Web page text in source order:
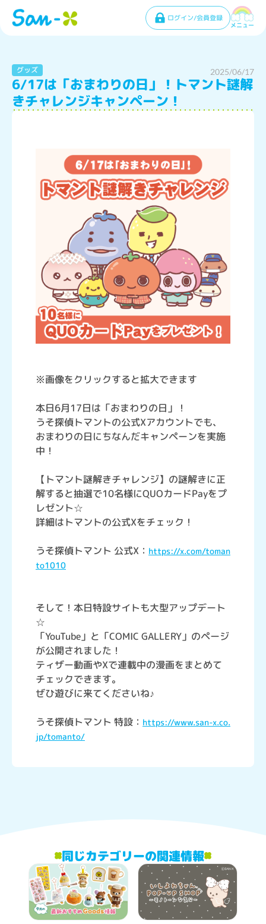
ログイン/会員登録
メニュー
グッズ 2025/06/17
6/17は「おまわりの日」！トマント謎解
きチャレンジキャンペーン！
※画像をクリックすると拡大できます
本日6月17日は「おまわりの日」！
うそ探偵トマントの公式Xアカウントでも、
おまわりの日にちなんだキャンペーンを実施
中！
【トマント謎解きチャレンジ】の謎解きに正
解すると抽選で10名様にQUOカードPayをプ
レゼント☆
詳細はトマントの公式Xをチェック！
うそ探偵トマント 公式X： https://x.com/toman
to1010
そして！本日特設サイトも大型アップデート
☆
「YouTube」と「COMIC GALLERY」のページ
が公開されました！
ティザー動画やXで連載中の漫画をまとめて
チェックできます。
ぜひ遊びに来てくださいね♪
うそ探偵トマント 特設： https://www.san-x.co.
jp/tomanto/
同じカテゴリーの関連情報